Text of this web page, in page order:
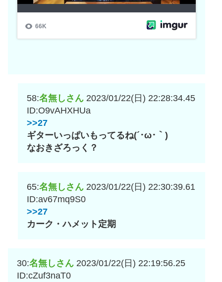
58:名無しさん 2023/01/22(日) 22:28:34.45
ID:O9vAHXHUa
>>27
ギターいっぱいもってるね(´･ω･｀)
なおきざろっく？
65:名無しさん 2023/01/22(日) 22:30:39.61
ID:av67mq9S0
>>27
カーク・ハメット定期
30:名無しさん 2023/01/22(日) 22:19:56.25
ID:cZuf3naT0